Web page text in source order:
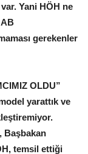
Yani HÖH ne
gerekenler
OLDU”
yarattık ve
Başbakan
temsil ettiği